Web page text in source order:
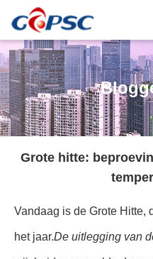
Grote hitte:
Vandaag is de Grote Hitte,
het jaar.De uitlegging van